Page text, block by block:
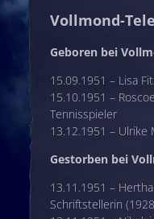
Vollmond-
Geboren bei
15.09.1951 – Lisa
15.10.1951 –
Tennisspieler
13.12.1951 –
Gestorben bei
13.11.1951 –
Schriftstellerin